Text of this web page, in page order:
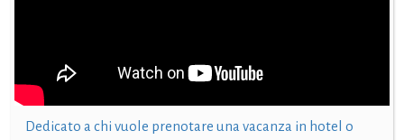
Dedicato a chi vuole prenotare una vacanza in hotel o